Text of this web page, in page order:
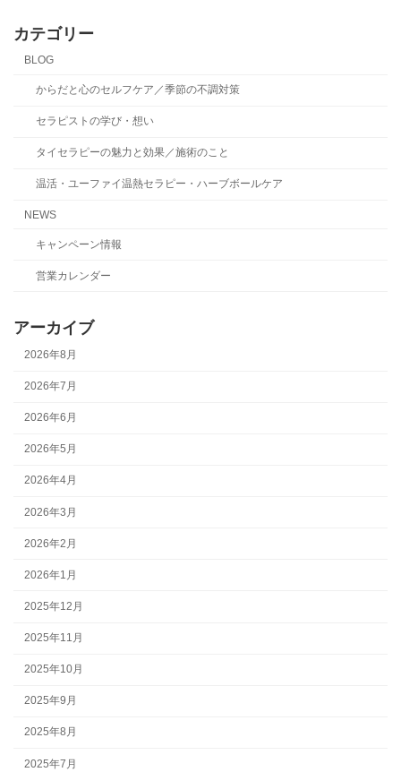
カテゴリー
BLOG
からだと心のセルフケア／季節の不調対策
セラピストの学び・想い
タイセラピーの魅力と効果／施術のこと
温活・ユーファイ温熱セラピー・ハーブボールケア
NEWS
キャンペーン情報
営業カレンダー
アーカイブ
2026年8月
2026年7月
2026年6月
2026年5月
2026年4月
2026年3月
2026年2月
2026年1月
2025年12月
2025年11月
2025年10月
2025年9月
2025年8月
2025年7月